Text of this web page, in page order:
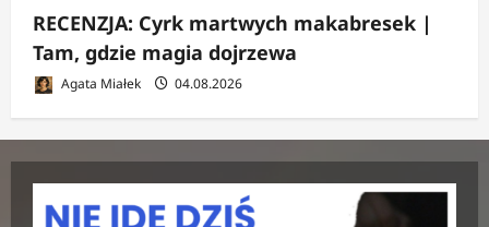
RECENZJA: Cyrk martwych makabresek |
Tam, gdzie magia dojrzewa
Agata Miałek 04.08.2026